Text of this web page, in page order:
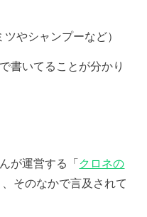
やシャンプーなど）
書いてることが分かり
が運営する「クロネの
そのなかで言及されて